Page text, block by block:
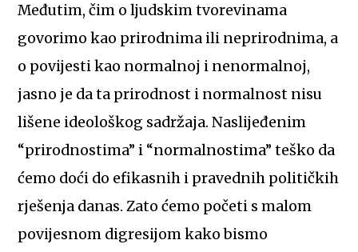
Međutim, čim o ljudskim tvorevinama
govorimo kao prirodnima ili neprirodnima, a
o povijesti kao normalnoj i nenormalnoj,
jasno je da ta prirodnost i normalnost nisu
lišene ideološkog sadržaja. Naslijeđenim
“prirodnostima” i “normalnostima” teško da
ćemo doći do efikasnih i pravednih političkih
rješenja danas. Zato ćemo početi s malom
povijesnom digresijom kako bismo